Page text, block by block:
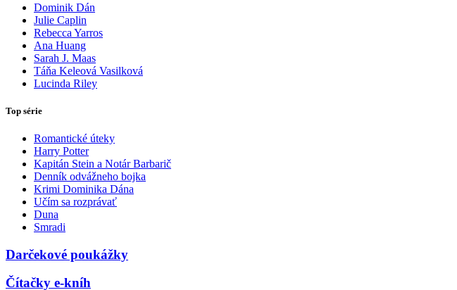
Dominik Dán
Julie Caplin
Rebecca Yarros
Ana Huang
Sarah J. Maas
Táňa Keleová Vasilková
Lucinda Riley
Top série
Romantické úteky
Harry Potter
Kapitán Stein a Notár Barbarič
Denník odvážneho bojka
Krimi Dominika Dána
Učím sa rozprávať
Duna
Smradi
Darčekové poukážky
Čítačky e-kníh